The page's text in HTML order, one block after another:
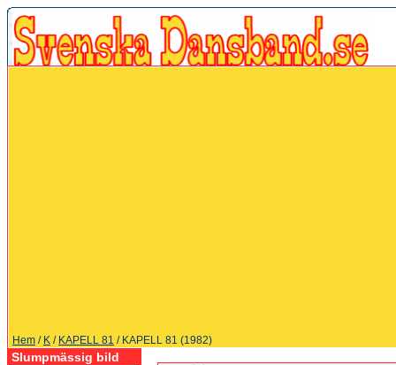
Hem / K / KAPELL 81 / KAPELL 81 (1982)
Slumpmässig bild